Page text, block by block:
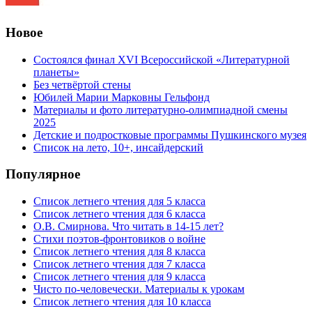
Новое
Состоялся финал XVI Всероссийской «Литературной
планеты»
Без четвёртой стены
Юбилей Марии Марковны Гельфонд
Материалы и фото литературно-олимпиадной смены
2025
Детские и подростковые программы Пушкинского музея
Список на лето, 10+, инсайдерский
Популярное
Список летнего чтения для 5 класса
Список летнего чтения для 6 класса
О.В. Смирнова. Что читать в 14-15 лет?
Стихи поэтов-фронтовиков о войне
Список летнего чтения для 8 класса
Список летнего чтения для 7 класса
Список летнего чтения для 9 класса
Чисто по-человечески. Материалы к урокам
Список летнего чтения для 10 класса